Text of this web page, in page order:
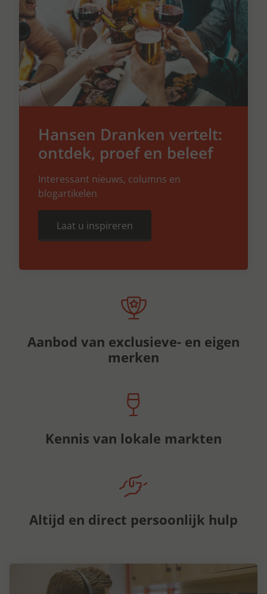
Hansen Dranken vertelt:
ontdek, proef en beleef
Interessant nieuws, columns en
blogartikelen
Laat u inspireren
Aanbod van exclusieve- en eigen
merken
Kennis van lokale markten
Altijd en direct persoonlijk hulp